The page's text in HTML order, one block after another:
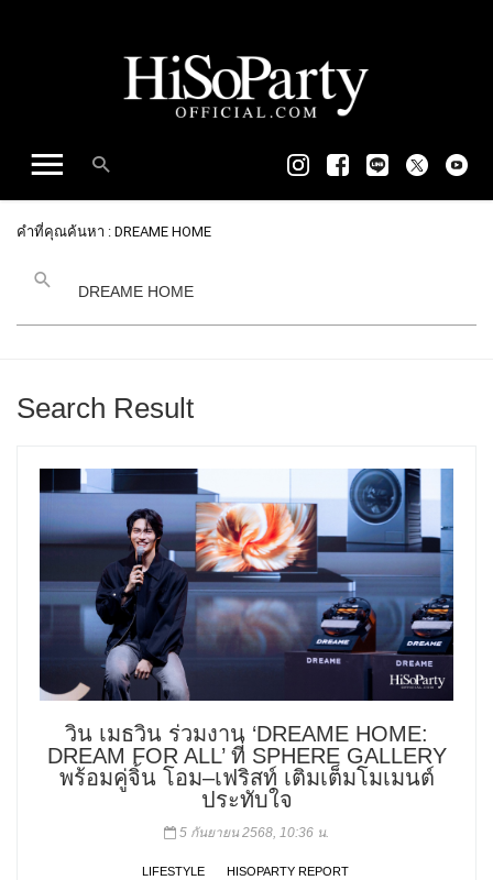
คำที่คุณค้นหา : DREAME HOME
Search Result
วิน เมธวิน ร่วมงาน ‘DREAME HOME:
DREAM FOR ALL’ ที่ SPHERE GALLERY
พร้อมคู่จิ้น โอม–เฟริสท์ เติมเต็มโมเมนต์
ประทับใจ
5 กันยายน 2568, 10:36 น.
LIFESTYLE HISOPARTY REPORT